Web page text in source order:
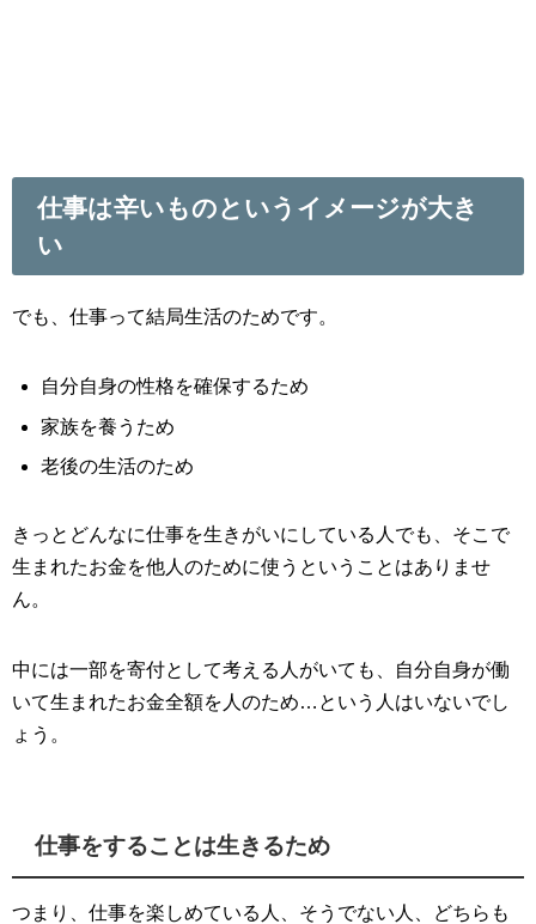
仕事は辛いものというイメージが大き
い
でも、仕事って結局生活のためです。
自分自身の性格を確保するため
家族を養うため
老後の生活のため
きっとどんなに仕事を生きがいにしている人でも、そこで
生まれたお金を他人のために使うということはありませ
ん。
中には一部を寄付として考える人がいても、自分自身が働
いて生まれたお金全額を人のため…という人はいないでし
ょう。
仕事をすることは生きるため
つまり、仕事を楽しめている人、そうでない人、どちらも